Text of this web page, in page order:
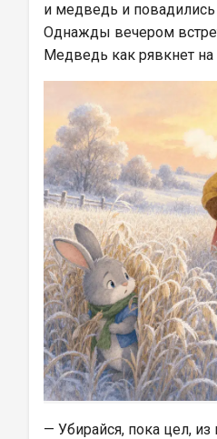
и медведь и повадились
Однажды вечером
Медведь как рявкнет на
— Убирайся, пока цел, из